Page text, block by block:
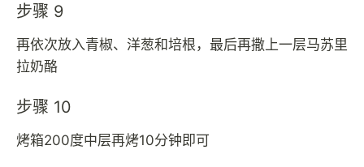
步骤 9
再依次放入青椒、洋葱和培根，最后再撒上一层马苏里
拉奶酪
步骤 10
烤箱200度中层再烤10分钟即可